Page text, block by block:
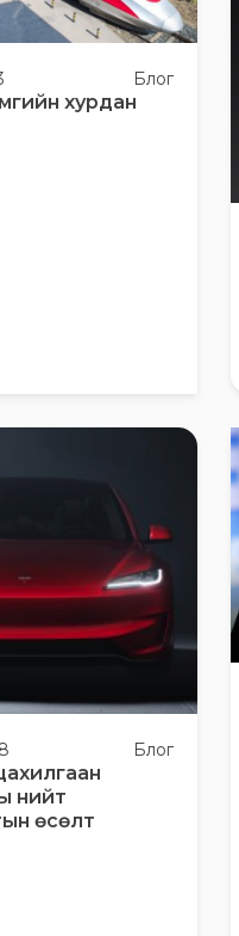
Блог
хурдан
Блог
нийт
өсөлт